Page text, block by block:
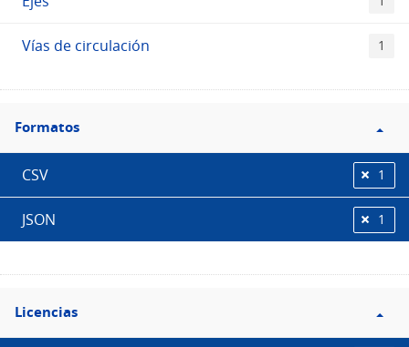
Vías de circulación 1
Filtro
Formatos
Formatos
CSV 1
JSON 1
Filtro
Licencias
Licencias